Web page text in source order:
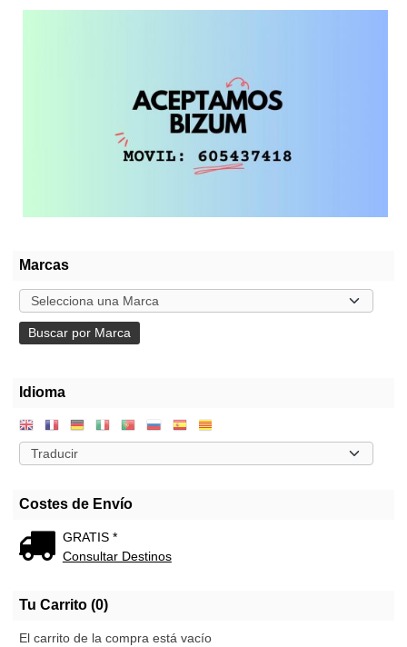
Marcas
Idioma
Costes de Envío
GRATIS *
Consultar Destinos
Tu Carrito (0)
El carrito de la compra está vacío